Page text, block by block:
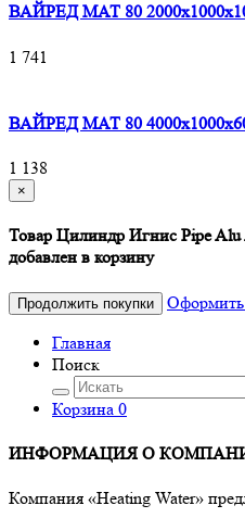
ВАЙРЕД МАТ 80
1 741
ВАЙРЕД МАТ 80
1 138
×
Товар Цилиндр Игнис Pipe
добавлен в корзину
Продолжить покупки
Оформить
Главная
Поиск
Корзина 0
ИНФОРМАЦИЯ О
Компания «Heating Water»